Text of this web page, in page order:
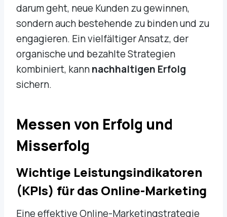
darum geht, neue Kunden zu gewinnen,
sondern auch bestehende zu binden und zu
engagieren. Ein vielfältiger Ansatz, der
organische und bezahlte Strategien
kombiniert, kannnachhaltigen Erfolg
sichern.
Messen von Erfolg und
Misserfolg
Wichtige Leistungsindikatoren
(KPIs) für das Online-Marketing
Eine effektive Online-Marketingstrategie